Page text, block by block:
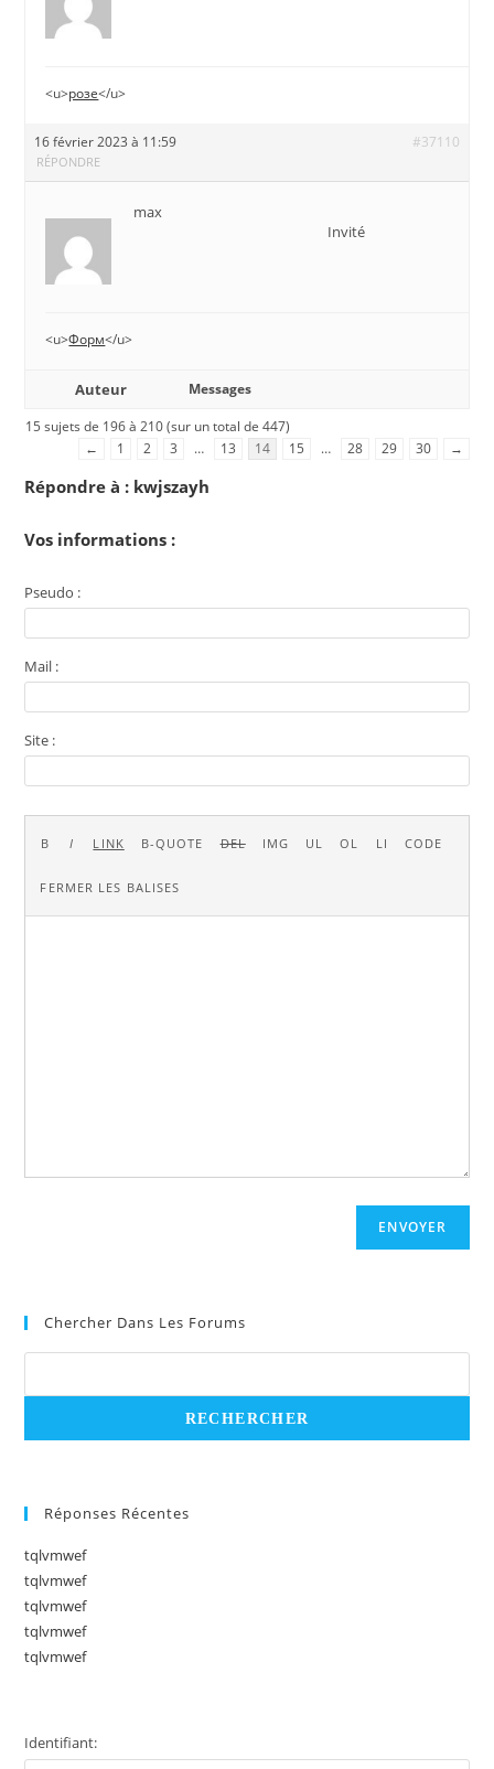
<u>розе</u>
16 février 2023 à 11:59 #37110
RÉPONDRE
max
Invité
<u>Форм</u>
Auteur
Messages
15 sujets de 196 à 210 (sur un total de 447)
←
1 2 3 … 13 14 15 … 28 29 30 →
Répondre à : kwjszayh
Vos informations :
Pseudo :
Mail :
Site :
ENVOYER
Chercher Dans Les Forums
Réponses Récentes
tqlvmwef
tqlvmwef
tqlvmwef
tqlvmwef
tqlvmwef
Identifiant: